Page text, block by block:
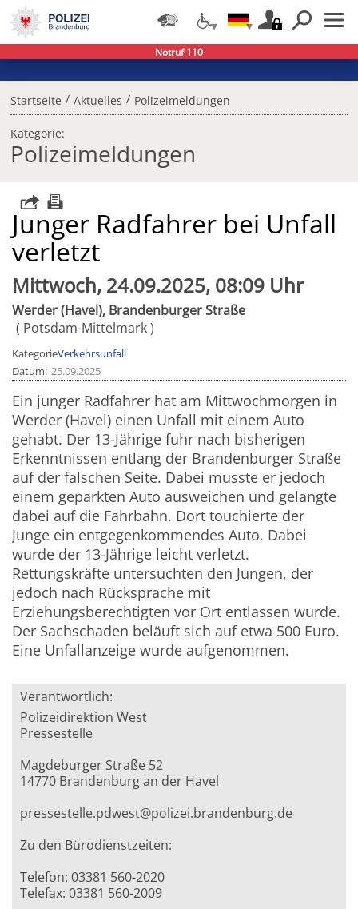
Startseite / Aktuelles / Polizeimeldungen
Kategorie:
Polizeimeldungen
Junger Radfahrer bei Unfall
verletzt
Mittwoch, 24.09.2025, 08:09 Uhr
Werder (Havel), Brandenburger Straße
Potsdam-Mittelmark
KategorieVerkehrsunfall
Datum 25.09.2025
Ein junger Radfahrer hat am Mittwochmorgen in
Werder (Havel) einen Unfall mit einem Auto
gehabt. Der 13-Jährige fuhr nach bisherigen
Erkenntnissen entlang der Brandenburger Straße
auf der falschen Seite. Dabei musste er jedoch
einem geparkten Auto ausweichen und gelangte
dabei auf die Fahrbahn. Dort touchierte der
Junge ein entgegenkommendes Auto. Dabei
wurde der 13-Jährige leicht verletzt.
Rettungskräfte untersuchten den Jungen, der
jedoch nach Rücksprache mit
Erziehungsberechtigten vor Ort entlassen wurde.
Der Sachschaden beläuft sich auf etwa 500 Euro.
Eine Unfallanzeige wurde aufgenommen.
Verantwortlich:
Polizeidirektion West
Pressestelle
Magdeburger Straße 52
14770 Brandenburg an der Havel
pressestelle.pdwest@polizei.brandenburg.de
Zu den Bürodienstzeiten:
Telefon: 03381 560-2020
Telefax: 03381 560-2009
Notruf 110